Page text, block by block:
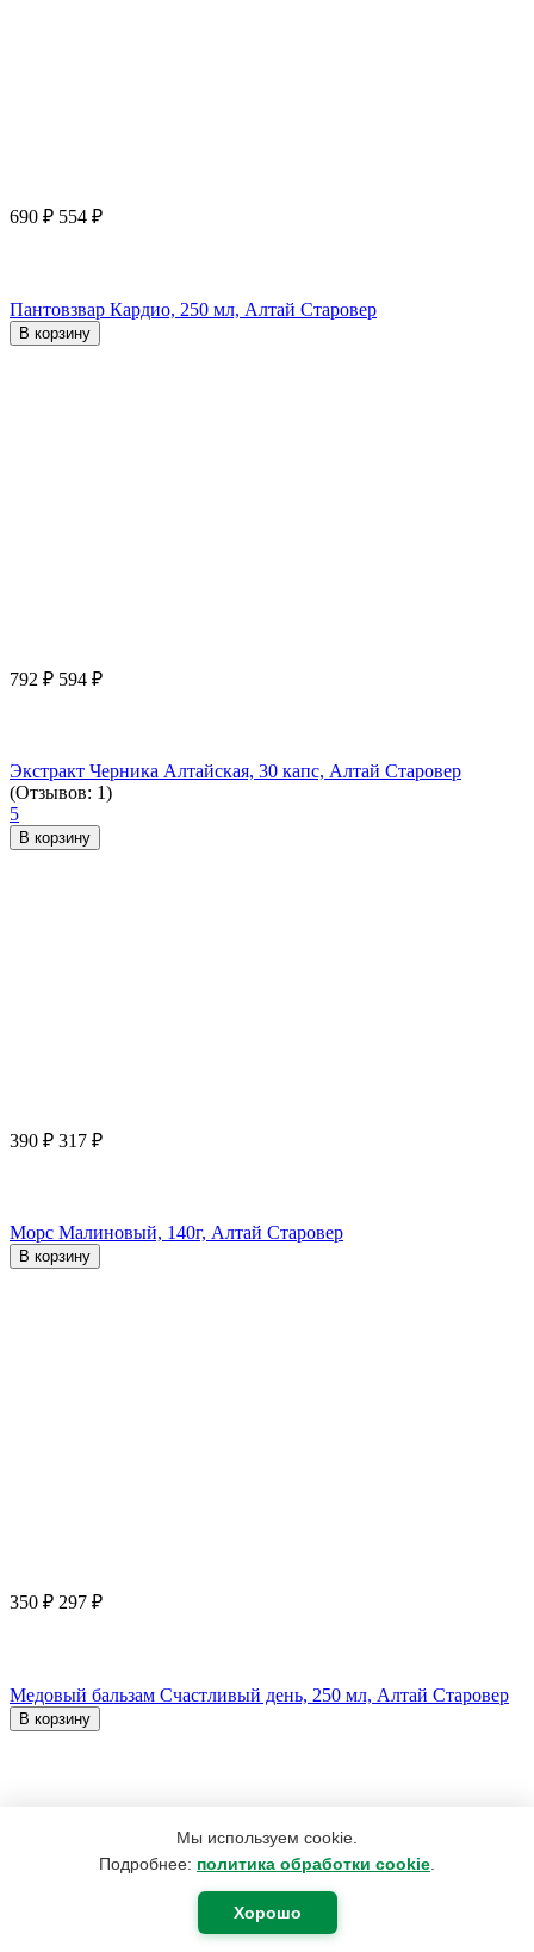
Мы используем cookie.
Подробнее: политика обработки cookie
Хорошо
690 ₽ 554 ₽
Пантовзвар Кардио, 250 мл, Алтай Старовер
В корзину
792 ₽ 594 ₽
Экстракт Черника Алтайская, 30 капс, Алтай Старовер
(Отзывов: 1)
5
В корзину
390 ₽ 317 ₽
Морс Малиновый, 140г, Алтай Старовер
В корзину
350 ₽ 297 ₽
Медовый бальзам Счастливый день, 250 мл, Алтай Старовер
В корзину